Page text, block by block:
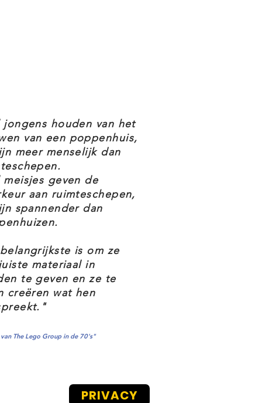
jongens houden van het
van een poppenhuis,
meer menselijk dan
meisjes geven de
aan ruimteschepen,
spannender dan
is om ze
materiaal in
te geven en ze te
creëren wat hen
The Lego Group in de 70's"
PRIVACY